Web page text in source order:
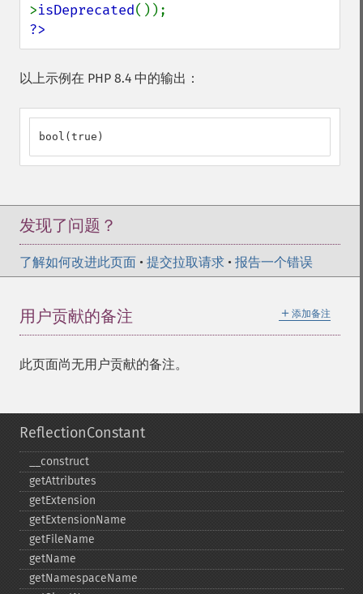
>isDeprecated
?>
以上示例在 PHP 8.4 中的输出：
bool(true)
发现了问题？
了解如何改进此页面 • 提交拉取请求 • 报告一个错误
＋ 添加备注
用户贡献的备注
此页面尚无用户贡献的备注。
ReflectionConstant
_​_​construct
getAttributes
getExtension
getExtensionName
getFileName
getName
getNamespaceName